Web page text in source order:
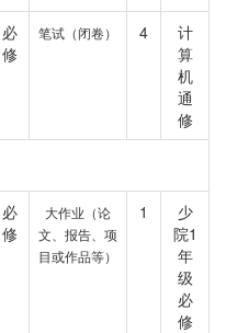
必
修
笔试（闭卷） 4
计
算
机
通
修
必
修
大作业（论
文、报告、项
目或作品等）
1
少
院1
年
级
必
修